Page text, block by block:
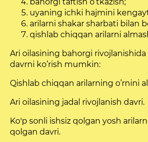
uyaning ichki hajmini
arilarni shakar sharbati bilan
qishlab chiqqan arilarni
Ari oilasining bahorgi rivojlanishida
davrni ko’rish mumkin:
Qishlab chiqqan arilarning o’rnini
Ari oilasining jadal rivojlanish davri.
Ko'p sonli ishsiz qolgan yosh
qolgan davri.